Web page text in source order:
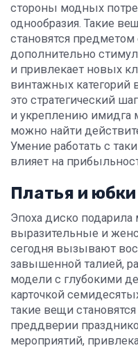
стороны модных
однообразия. Такие
становятся предметом
дополнительно
и привлекает новых
винтажных категорий
это стратегический
и укреплению имидга
можно найти
Умение работать с
влияет на
Платья и
Эпоха диско
выразительные и
сегодня вызывают
завышенной талией,
модели с глубокими
карточкой
такие вещи
преддверии
мероприятий,